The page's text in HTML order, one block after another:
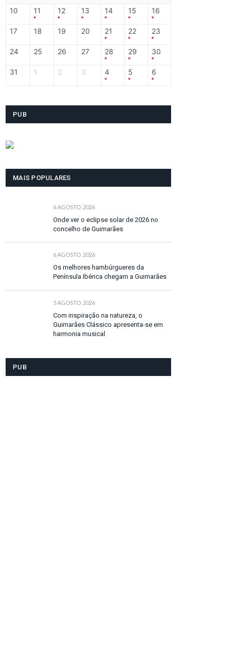
10 11 12 13 14 15 16
17 18 19 20 21 22 23
24 25 26 27 28 29 30
31 1 2 3 4 5 6
PUB
MAIS POPULARES
6 AGOSTO, 2026
Onde ver o eclipse solar de 2026 no
concelho de Guimarães
6 AGOSTO, 2026
Os melhores hambúrgueres da
Península Ibérica chegam a Guimarães
5 AGOSTO, 2026
Com inspiração na natureza, o
Guimarães Clássico apresenta-se em
harmonia musical
PUB